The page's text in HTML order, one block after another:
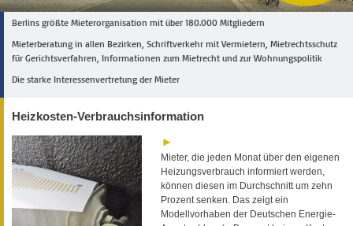
Berlins größte Mieterorganisation mit über 180.000 Mitgliedern
Mieterberatung in allen Bezirken, Schriftverkehr mit Vermietern, Mietrechtsschutz
für Gerichtsverfahren, Informationen zum Mietrecht und zur Wohnungspolitik
Die starke Interessenvertretung der Mieter
Heizkosten-Verbrauchsinformation
Mieter, die jeden Monat über den eigenen
Heizungsverbrauch informiert werden,
können diesen im Durchschnitt um zehn
Prozent senken. Das zeigt ein
Modellvorhaben der Deutschen Energie-